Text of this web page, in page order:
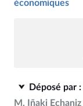
économiques
Déposé par :
M. Iñaki Echaniz